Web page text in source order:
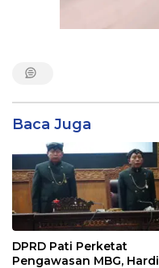
Baca Juga
DPRD Pati Perketat
Pengawasan MBG, Hardi